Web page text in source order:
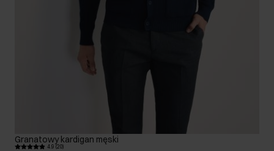
Granatowy kardigan męski
4.9 (20)